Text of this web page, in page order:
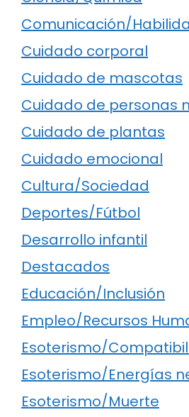
Comunicación/
Cuidado corporal
Cuidado de mascotas
Cuidado de personas
Cuidado de plantas
Cuidado emocional
Cultura/Sociedad
Deportes/Fútbol
Desarrollo infantil
Destacados
Educación/Inclusión
Empleo/Recursos
Esoterismo/
Esoterismo/Energías
Esoterismo/Muerte